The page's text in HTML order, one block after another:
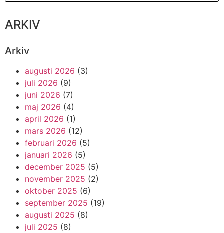
ARKIV
Arkiv
augusti 2026 (3)
juli 2026 (9)
juni 2026 (7)
maj 2026 (4)
april 2026 (1)
mars 2026 (12)
februari 2026 (5)
januari 2026 (5)
december 2025 (5)
november 2025 (2)
oktober 2025 (6)
september 2025 (19)
augusti 2025 (8)
juli 2025 (8)